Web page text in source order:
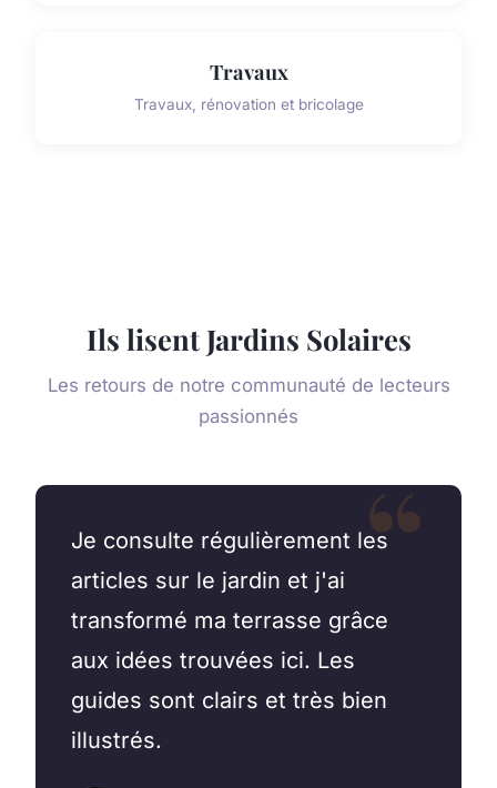
Travaux
Travaux, rénovation et bricolage
Ils lisent Jardins Solaires
Les retours de notre communauté de lecteurs
passionnés
Je consulte régulièrement les
articles sur le jardin et j'ai
transformé ma terrasse grâce
aux idées trouvées ici. Les
guides sont clairs et très bien
illustrés.